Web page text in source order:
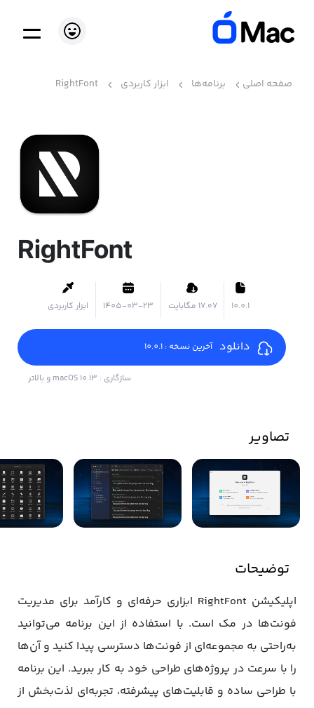
صفحه اصلی برنامه‌ها ابزار کاربردی RightFont
RightFont
10.0.1 ۱۷.۰۷ مگابایت 1405-03-23 ابزار کاربردی
دانلود آخرین نسخه : 10.0.1
سازگاری : macOS 10.13 و بالاتر
تصاویر
توضیحات
اپلیکیشن RightFont ابزاری حرفه‌ای و کارآمد برای مدیریت
فونت‌ها در مک است. با استفاده از این برنامه می‌توانید
به‌راحتی به مجموعه‌ای از فونت‌ها دسترسی پیدا کنید و آن‌ها
را با سرعت در پروژه‌های طراحی خود به کار ببرید. این برنامه
با طراحی ساده و قابلیت‌های پیشرفته، تجربه‌ای لذت‌بخش از